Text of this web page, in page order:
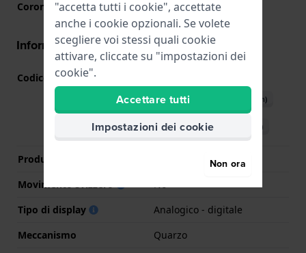
Corona
N/D
Informazioni del movimento
Codice Movimento
Scarica il manuale (English)
Scarica il manuale (Italian)
Produttore Movimento
Movimento svizzero
No
Tipo di display
Analogico - digitale
Meccanismo
Quarzo
"accetta tutti i cookie", accettate
anche i cookie opzionali. Se volete
scegliere voi stessi quali cookie
attivare, cliccate su "impostazioni dei
cookie".
Accettare tutti
Impostazioni dei cookie
Non ora